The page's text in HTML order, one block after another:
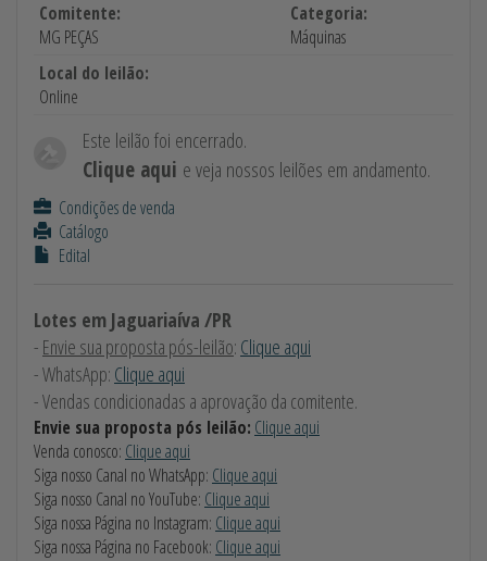
Comitente:
MG PEÇAS
Categoria:
Máquinas
Local do leilão:
Online
Este leilão foi encerrado.
Clique aqui e veja nossos leilões em andamento.
Condições de venda
Catálogo
Edital
Lotes em Jaguariaíva /PR
- Envie sua proposta pós-leilão: Clique aqui
- WhatsApp: Clique aqui
- Vendas condicionadas a aprovação da comitente.
Envie sua proposta pós leilão: Clique aqui
Venda conosco: Clique aqui
Siga nosso Canal no WhatsApp: Clique aqui
Siga nosso Canal no YouTube: Clique aqui
Siga nossa Página no Instagram: Clique aqui
Siga nossa Página no Facebook: Clique aqui